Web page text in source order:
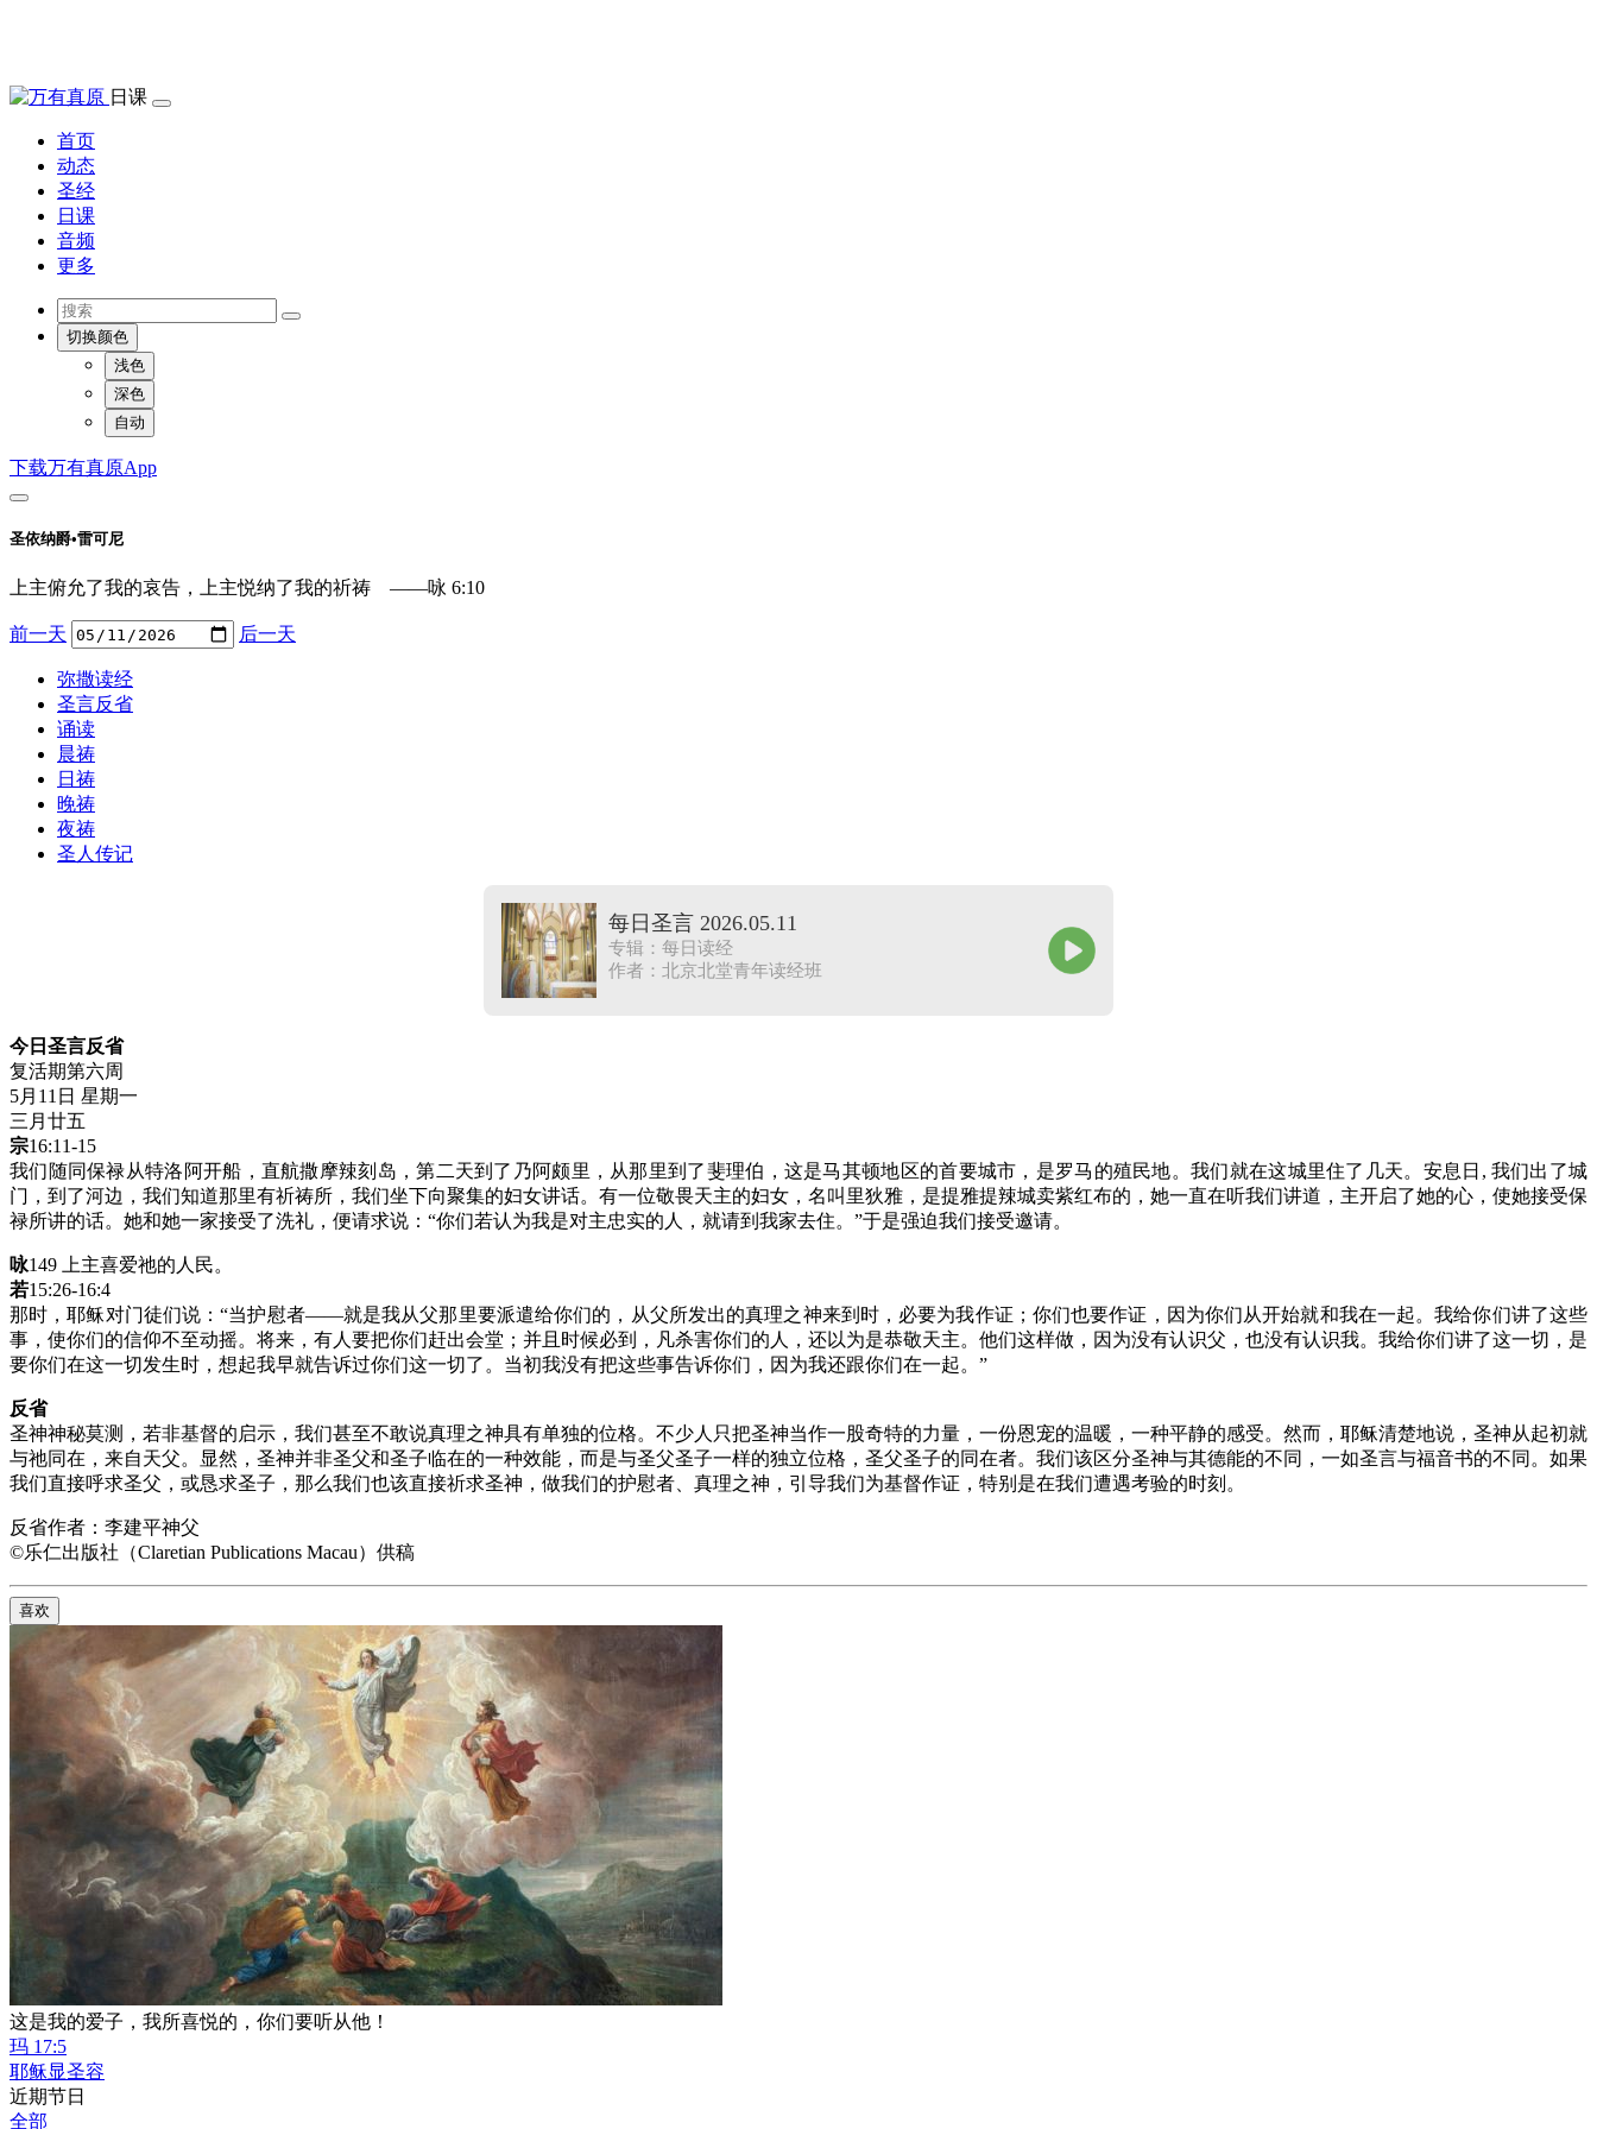
日课
首页
动态
圣经
日课
音频
更多
切换颜色
浅色
深色
自动
下载万有真原App
圣依纳爵•雷可尼
上主俯允了我的哀告，上主悦纳了我的祈祷 ——咏 6:10
前一天 后一天
弥撒读经
圣言反省
诵读
晨祷
日祷
晚祷
夜祷
圣人传记
每日圣言 2026.05.11
专辑：每日读经
作者：北京北堂青年读经班
今日圣言反省
复活期第六周
5月11日 星期一
三月廿五
宗16:11-15
我们随同保禄从特洛阿开船，直航撒摩辣刻岛，第二天到了乃阿颇里，从那里到了斐理伯，这是马其顿地区的首要城市，是罗马的殖民地。我们就在这城里住了几天。安息日, 我们出了城
门，到了河边，我们知道那里有祈祷所，我们坐下向聚集的妇女讲话。有一位敬畏天主的妇女，名叫里狄雅，是提雅提辣城卖紫红布的，她一直在听我们讲道，主开启了她的心，使她接受保
禄所讲的话。她和她一家接受了洗礼，便请求说：“你们若认为我是对主忠实的人，就请到我家去住。”于是强迫我们接受邀请。
咏149 上主喜爱祂的人民。
若15:26-16:4
那时，耶稣对门徒们说：“当护慰者——就是我从父那里要派遣给你们的，从父所发出的真理之神来到时，必要为我作证；你们也要作证，因为你们从开始就和我在一起。我给你们讲了这些
事，使你们的信仰不至动摇。将来，有人要把你们赶出会堂；并且时候必到，凡杀害你们的人，还以为是恭敬天主。他们这样做，因为没有认识父，也没有认识我。我给你们讲了这一切，是
要你们在这一切发生时，想起我早就告诉过你们这一切了。当初我没有把这些事告诉你们，因为我还跟你们在一起。”
反省
圣神神秘莫测，若非基督的启示，我们甚至不敢说真理之神具有单独的位格。不少人只把圣神当作一股奇特的力量，一份恩宠的温暖，一种平静的感受。然而，耶稣清楚地说，圣神从起初就
与祂同在，来自天父。显然，圣神并非圣父和圣子临在的一种效能，而是与圣父圣子一样的独立位格，圣父圣子的同在者。我们该区分圣神与其德能的不同，一如圣言与福音书的不同。如果
我们直接呼求圣父，或恳求圣子，那么我们也该直接祈求圣神，做我们的护慰者、真理之神，引导我们为基督作证，特别是在我们遭遇考验的时刻。
反省作者：李建平神父
©乐仁出版社（Claretian Publications Macau）供稿
喜欢
这是我的爱子，我所喜悦的，你们要听从他！
玛 17:5
耶稣显圣容
近期节日
全部